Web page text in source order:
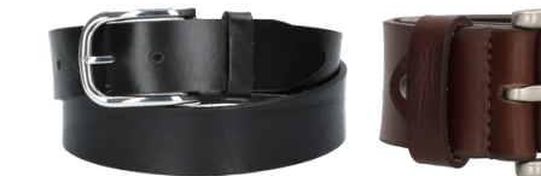
Jeansgürtel
Leder
Hochglanz-
Silberschließe
4cm
Breite
mit
Silberschließe